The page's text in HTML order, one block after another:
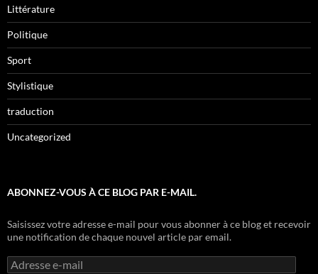
Littérature
Politique
Sport
Stylistique
traduction
Uncategorized
ABONNEZ-VOUS À CE BLOG PAR E-MAIL.
Saisissez votre adresse e-mail pour vous abonner à ce blog et recevoir
une notification de chaque nouvel article par email.
Adresse